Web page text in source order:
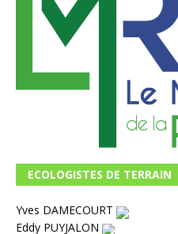
ECOLOGISTES DE TERRAIN
Yves DAMECOURT
Eddy PUYJALON